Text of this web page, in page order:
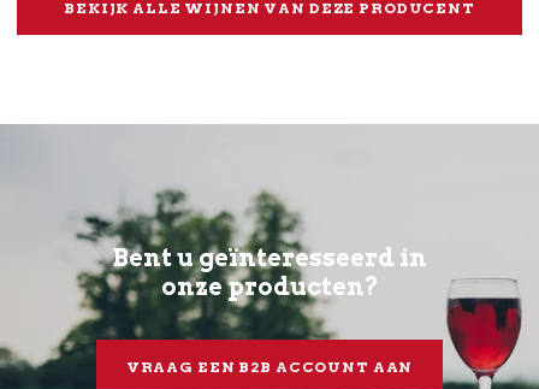
BEKIJK ALLE WIJNEN VAN DEZE PRODUCENT
Bent u geïnteresseerd in
onze producten?
VRAAG EEN B2B ACCOUNT AAN